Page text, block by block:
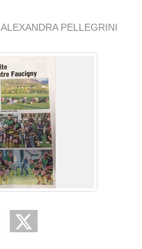
ALEXANDRA PELLEGRINI